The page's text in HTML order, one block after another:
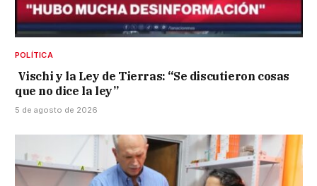
POLÍTICA
Vischi y la Ley de Tierras: “Se discutieron cosas
que no dice la ley”
5 de agosto de 2026